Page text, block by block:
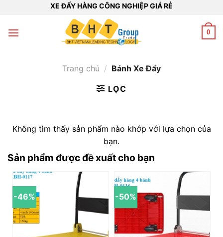
nội
XE ĐẨY HÀNG CÔNG NGHIỆP GIÁ RẺ
0
Trang chủ / Bánh Xe Đẩy
LỌC
Không tìm thấy sản phẩm nào khớp với lựa chọn của
bạn.
Sản phẩm được đề xuất cho bạn
-46% -50%